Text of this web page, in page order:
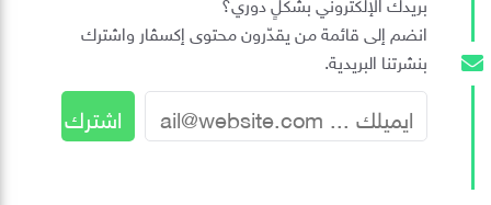
انضم إلى قائمة من يقدّرون محتوى إكسڤار واشترك
بنشرتنا البريدية.